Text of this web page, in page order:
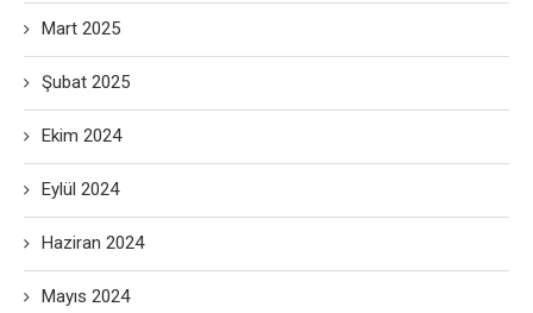
Mart 2025
Şubat 2025
Ekim 2024
Eylül 2024
Haziran 2024
Mayıs 2024